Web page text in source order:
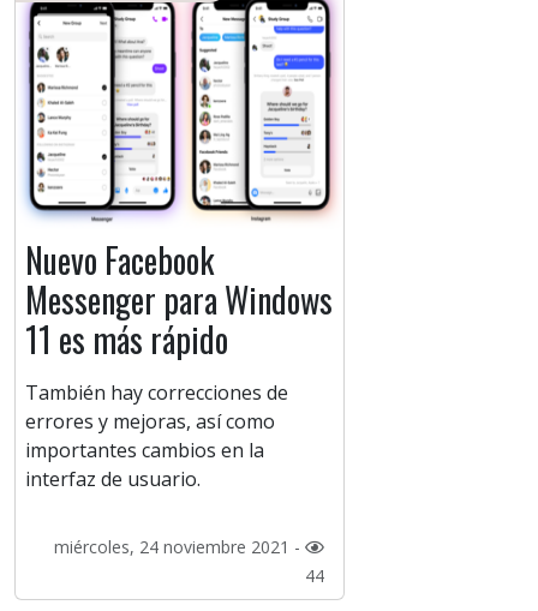
Nuevo Facebook
Messenger para Windows
11 es más rápido
También hay correcciones de
errores y mejoras, así como
importantes cambios en la
interfaz de usuario.
miércoles, 24 noviembre 2021 -
44